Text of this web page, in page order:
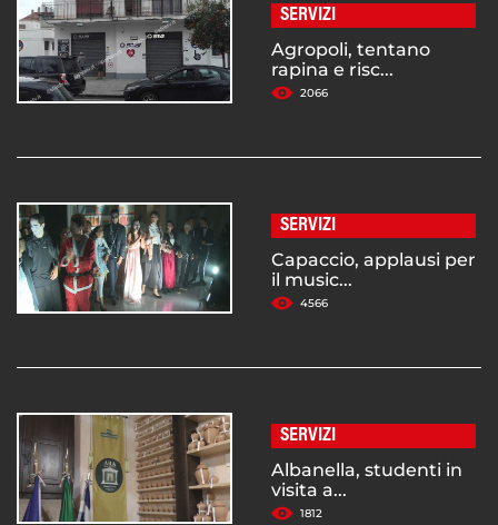
SERVIZI
Agropoli, tentano
rapina e risc...
2066
SERVIZI
Capaccio, applausi per
il music...
4566
SERVIZI
Albanella, studenti in
visita a...
1812